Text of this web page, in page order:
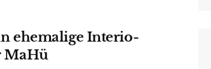
ehemalige Interio-
MaHü